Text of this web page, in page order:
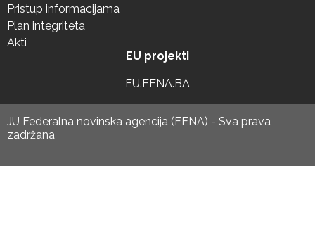
Pristup informacijama
Plan integriteta
Akti
EU projekti
EU.FENA.BA
JU Federalna novinska agencija (FENA) - Sva prava
zadržana